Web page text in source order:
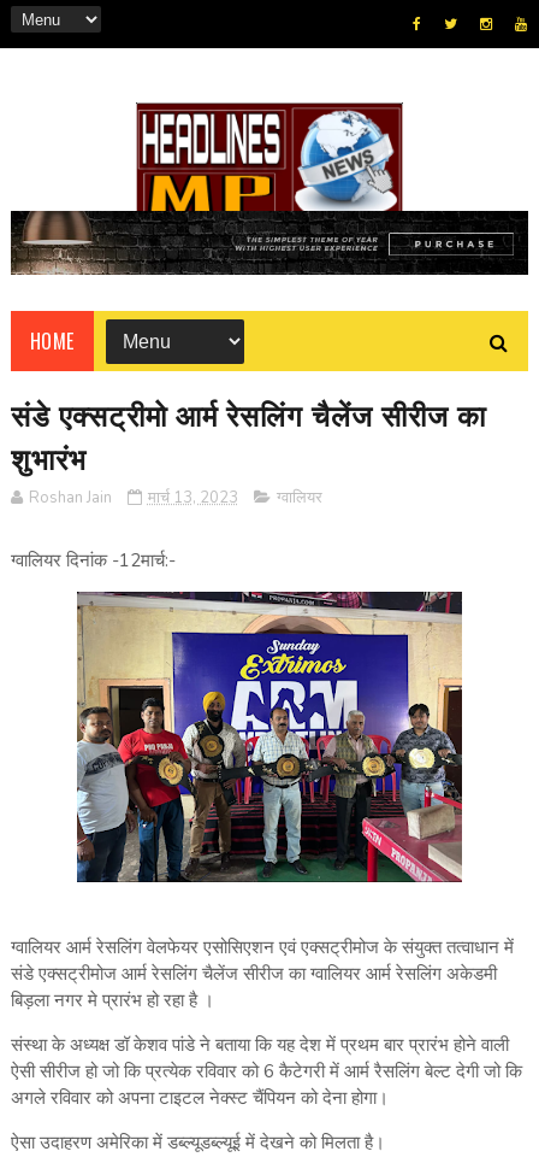
HOME
संडे एक्सट्रीमो आर्म रेसलिंग चैलेंज सीरीज का
शुभारंभ
Roshan Jain मार्च 13, 2023 ग्वालियर
ग्वालियर दिनांक -12मार्च:-
ग्वालियर आर्म रेसलिंग वेलफेयर एसोसिएशन एवं एक्सट्रीमोज के संयुक्त तत्वाधान में
संडे एक्सट्रीमोज आर्म रेसलिंग चैलेंज सीरीज का ग्वालियर आर्म रेसलिंग अकेडमी
बिड़ला नगर मे प्रारंभ हो रहा है ।
संस्था के अध्यक्ष डॉ केशव पांडे ने बताया कि यह देश में प्रथम बार प्रारंभ होने वाली
ऐसी सीरीज हो जो कि प्रत्येक रविवार को 6 कैटेगरी में आर्म रैसलिंग बेल्ट देगी जो कि
अगले रविवार को अपना टाइटल नेक्स्ट चैंपियन को देना होगा।
ऐसा उदाहरण अमेरिका में डब्ल्यूडब्ल्यूई में देखने को मिलता है।